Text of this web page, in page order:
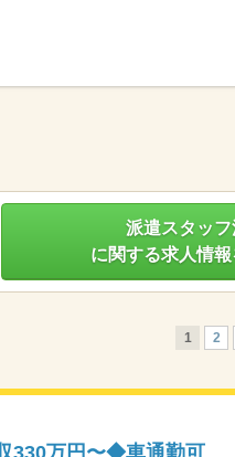
派遣スタッフ
に関する求人情
1 2
330万円〜◆車通勤可